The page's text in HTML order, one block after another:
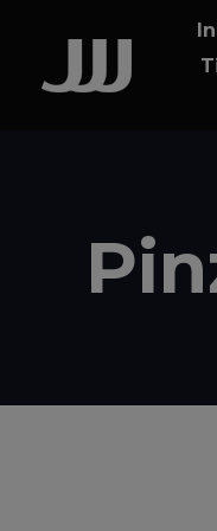
content